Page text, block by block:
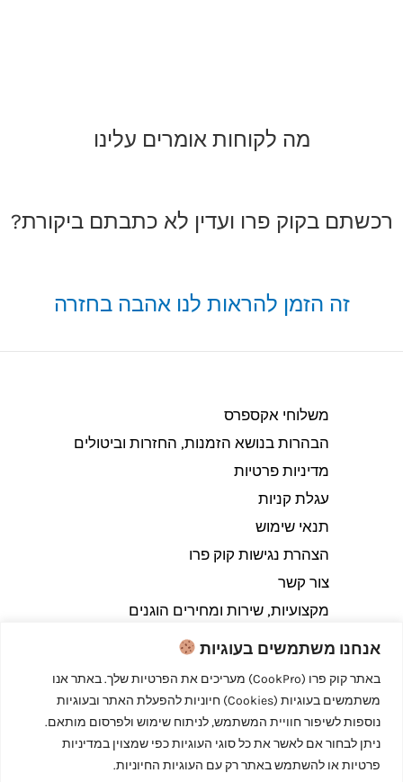
אנחנו משתמשים בעוגיות
באתר קוק פרו (CookPro) מעריכים את הפרטיות שלך. באתר אנו
משתמשים בעוגיות (Cookies) חיוניות להפעלת האתר ובעוגיות
נוספות לשיפור חוויית המשתמש, לניתוח שימוש ולפרסום מותאם.
ניתן לבחור אם לאשר את כל סוגי העוגיות כפי שמצוין במדיניות
פרטיות או להשתמש באתר רק עם העוגיות החיוניות.
מה לקוחות אומרים עלינו
רכשתם בקוק פרו ועדין לא כתבתם ביקורת?
זה הזמן להראות לנו אהבה בחזרה
משלוחי אקספרס
הבהרות בנושא הזמנות, החזרות וביטולים​
מדיניות פרטיות
עגלת קניות
תנאי שימוש
הצהרת נגישות קוק פרו
צור קשר
מקצועיות, שירות ומחירים הוגנים
Copyright © 2026 קוק פרו - לבשל כמו מקצוענים